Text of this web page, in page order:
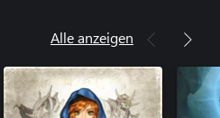
Alle anzeigen